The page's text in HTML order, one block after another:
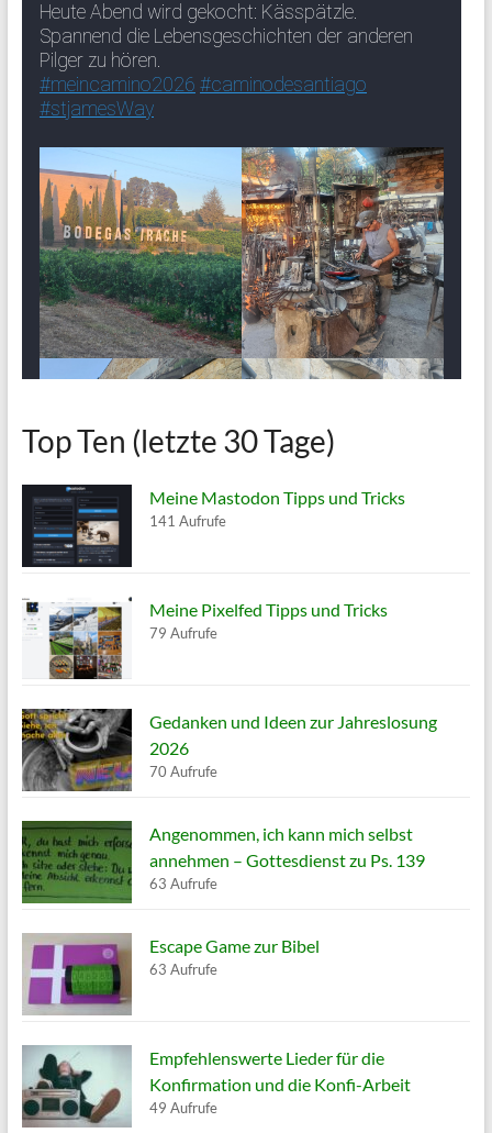
Top Ten (letzte 30 Tage)
Meine Mastodon Tipps und Tricks
141 Aufrufe
Meine Pixelfed Tipps und Tricks
79 Aufrufe
Gedanken und Ideen zur Jahreslosung
2026
70 Aufrufe
Angenommen, ich kann mich selbst
annehmen – Gottesdienst zu Ps. 139
63 Aufrufe
Escape Game zur Bibel
63 Aufrufe
Empfehlenswerte Lieder für die
Konfirmation und die Konfi-Arbeit
49 Aufrufe